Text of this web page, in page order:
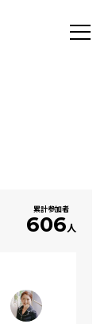
累計参加者
606人